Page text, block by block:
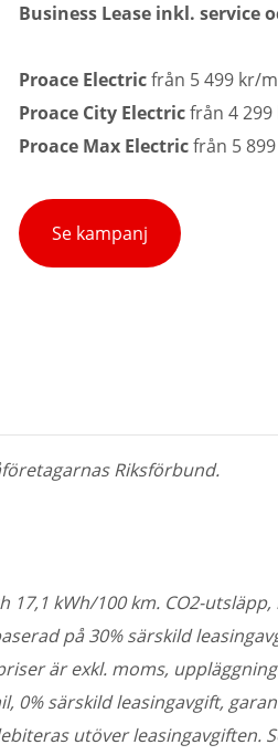
Business Lease inkl. service
Proace Electricfrån 5 499 kr/
Proace City Electricfrån 4
Proace Max Electricfrån 5
Se kampanj
Riksförbund.
17,1 kWh/100 km. CO2-
på 30% särskild
är exkl. moms,
0% särskild leasingavgift,
utöver leasingavgiften.